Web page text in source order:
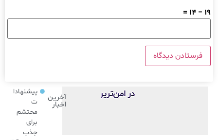
19 − 14 =
آخرین
اخبار
پیشنهادا
ت
محتشم
برای
جذب